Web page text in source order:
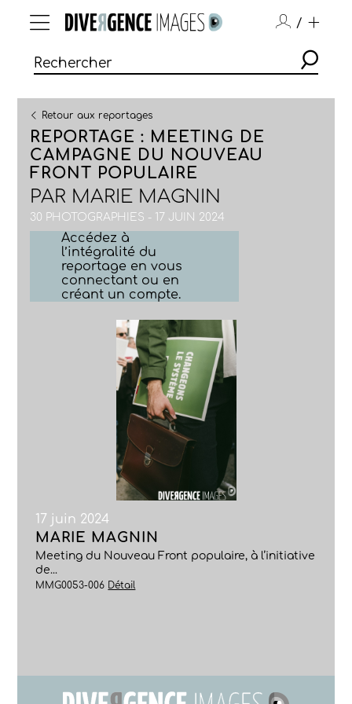
/
Retour aux reportages
REPORTAGE : MEETING DE
CAMPAGNE DU NOUVEAU
FRONT POPULAIRE
PAR MARIE MAGNIN
30 PHOTOGRAPHIES - 17 JUIN 2024
Accédez à
l’intégralité du
reportage en vous
connectant ou en
créant un compte.
17 juin 2024
MARIE MAGNIN
Meeting du Nouveau Front populaire, à l’initiative
de...
MMG0053-006 Détail